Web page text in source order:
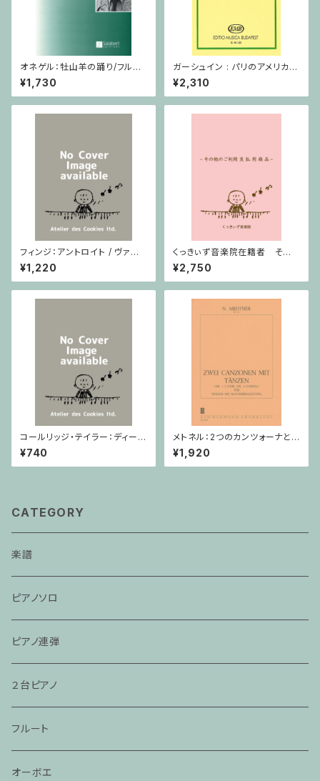
オネゲル：牡山羊の踊り/フルー
ト
¥1,730
ガーシュイン : パリのアメリカ人
/ ミニチュアスコア
¥2,310
フィンジ：アントロイト / ヴァイ
オリン・ピアノ
¥1,220
くっきぃず音楽院在籍者 その
他のご利用支払用商品 おば
けのぼうけん１巻
¥2,750
コールリッジ・テイラー：ディープ
リバー Op.59,No.10 / ヴァイオ
リン・ピアノ
¥740
メトネル：2つのカンツォーナとダ
ンス Op. 43 / ヴァイオリン・ピ
アノ
¥1,920
CATEGORY
楽譜
ピアノソロ
ピアノ連弾
２台ピアノ
フルート
オーボエ